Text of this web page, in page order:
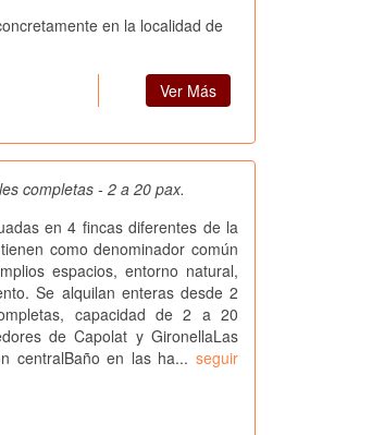
en la localidad de
Ver Más
completas - 2 a 20 pax.
en 4 fincas diferentes de la
como denominador común
espacios, entorno natural,
Se alquilan enteras desde 2
capacidad de 2 a 20
de Capolat y GironellaLas
centralBaño en las ha... seguir